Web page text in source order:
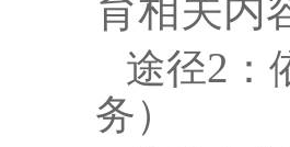
育相关内
途径2
务）